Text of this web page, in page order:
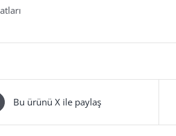
Bu ürünü X ile paylaş